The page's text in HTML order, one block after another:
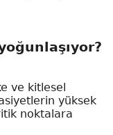
ve kitlesel
yüksek
noktalara